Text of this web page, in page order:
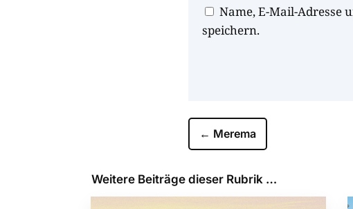
Name, E-Mail-Adresse
speichern.
← Merema
Weitere Beiträge dieser Rubrik …